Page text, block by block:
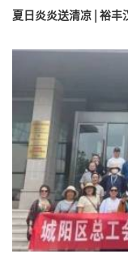
夏日炎炎送清凉 | 裕